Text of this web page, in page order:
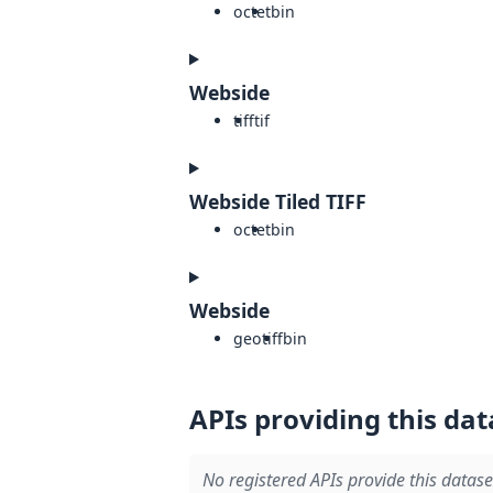
octetbin
Webside
tifftif
Webside Tiled TIFF
octetbin
Webside
geotiffbin
APIs providing this
No registered APIs provide this